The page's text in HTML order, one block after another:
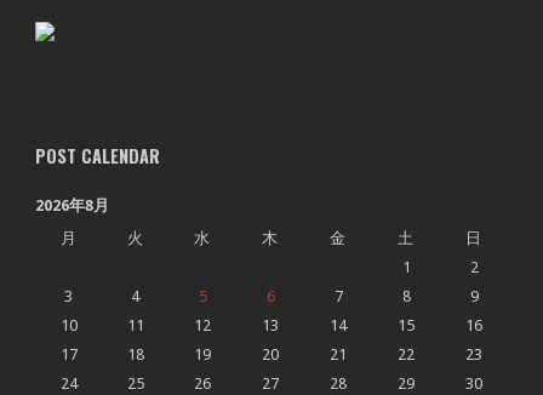
POST CALENDAR
2026年8月
月
火 水 木 金 土
日
1
2
3
4 5 6 7 8
9
10
11 12 13 14 15
16
17
18 19 20 21 22
23
24
25 26 27 28 29
30